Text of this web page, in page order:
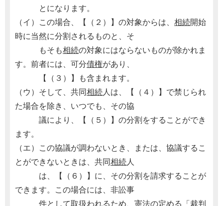
とになります。
（イ）この場合、【（２）】の対象からは、 相続開始
時に当然に分割されるものと、そ
もそも相続の対象にはならないものが除かれま
す。前者には、可分債権があり、
【（３）】も含まれます。
（ウ）そして、共同相続人は、【（４）】で禁じられ
た場合を除き、いつでも、その協
議により、【（５）】の分割をすることができ
ます。
（エ）この協議が調わないとき、または、協議するこ
とができないときは、共同相続人
は、【（６）】に、その分割を請求することが
できます。この場合には、非訟事
件として取扱われるため、憲法の定める「裁判